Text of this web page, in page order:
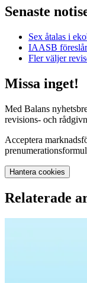
Senaste
Sex åtalas i
IAASB
Fler väljer
Missa inget!
Med Balans
revisions- och
Acceptera
Hantera cookies
Relaterade